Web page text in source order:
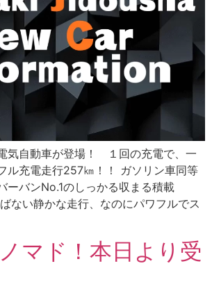
気自動車が登場！ １回の充電で、一
ル充電走行257㎞！！ ガソリン車同等
ーバンNo.1のしっかる収まる積載
ない静かな走行、なのにパワフルでス
マド！本日より受